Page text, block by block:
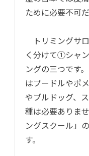
ために必要不可
トリミングサ
く分けて①シャ
ングの三つです
はプードルやポ
やブルドッグ、
種は必要ありま
ングスクール」
す。